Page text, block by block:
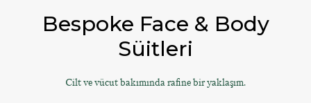
Bespoke Face & Body
Süitleri
Cilt ve vücut bakımında rafine bir yaklaşım.